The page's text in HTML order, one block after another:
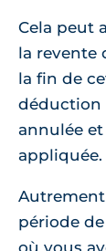
Cela peut
la revente
la fin de
déduction
annulée
appliquée.
période
où vous